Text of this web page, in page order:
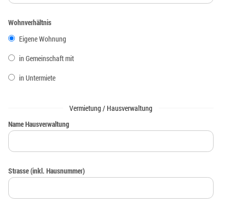
Wohnverhältnis
Eigene Wohnung
in Gemeinschaft mit
in Untermiete
Vermietung / Hausverwaltung
Name Hausverwaltung
Strasse (inkl. Hausnummer)